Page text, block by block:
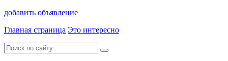
добавить объявление
Главная страница Это интересно